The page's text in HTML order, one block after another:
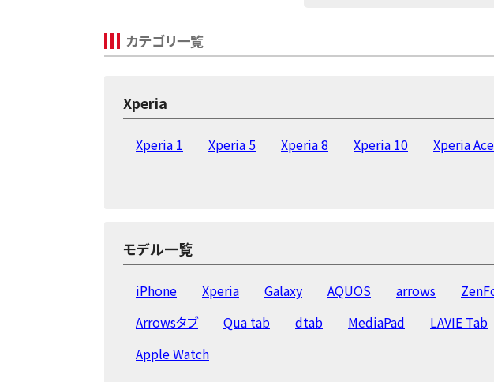
カテゴリ一覧
Xperia
Xperia 1 Xperia 5 Xperia 8 Xperia 10 Xperia Ace
モデル一覧
iPhone Xperia Galaxy AQUOS arrows
Arrowsタブ
Qua tab dtab MediaPad LAVIE Tab
Apple Watch